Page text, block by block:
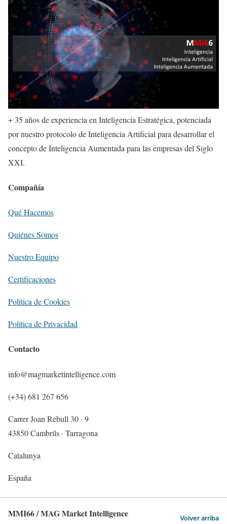
+ 35 años de experiencia en Inteligencia Estratégica, potenciada
por nuestro protocolo de Inteligencia Artificial para desarrollar el
concepto de Inteligencia Aumentada para las empresas del Siglo
XXI.
Compañía
Qué Hacemos
Quiénes Somos
Nuestro Equipo
Certificaciones
Política de Cookies
Política de Privacidad
Contacto
info@magmarketintelligence.com
(+34) 681 267 656
Carrer Joan Rebull 30 · 9
43850 Cambrils · Tarragona
Catalunya
España
MMI66 / MAG Market Intelligence Volver arriba